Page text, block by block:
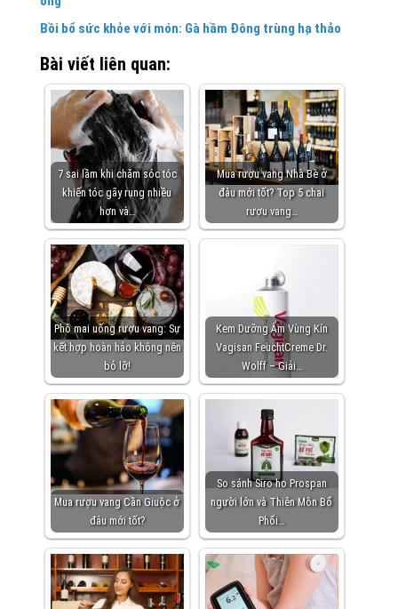
Bồi bổ sức khỏe với món: Gà hầm Đông trùng hạ thảo
Bài viết liên quan:
7 sai lầm khi chăm sóc tóc
khiến tóc gãy rụng nhiều
hơn và…
Mua rượu vang Nhà Bè ở
đâu mới tốt? Top 5 chai
rượu vang…
Phô mai uống rượu vang: Sự
kết hợp hoàn hảo không nên
bỏ lỡ!
Kem Dưỡng Ẩm Vùng Kín
Vagisan FeuchtCreme Dr.
Wolff – Giải…
Mua rượu vang Cần Giuộc ở
đâu mới tốt?
So sánh Siro ho Prospan
người lớn và Thiên Môn Bổ
Phổi…